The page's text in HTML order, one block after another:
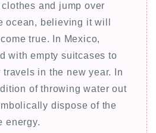
and jump over
ocean, believing it will
true. In Mexico,
with empty suitcases to
in the new year. In
of throwing water out
dispose of the
energy.